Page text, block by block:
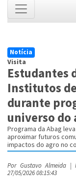
Notícia
Visita
Estudantes
Institutos
durante
universo do
Programa da Abag
aproximar futuros
impactos do agro no
Por Gustavo Almeida |
27/05/2026 08:15:43